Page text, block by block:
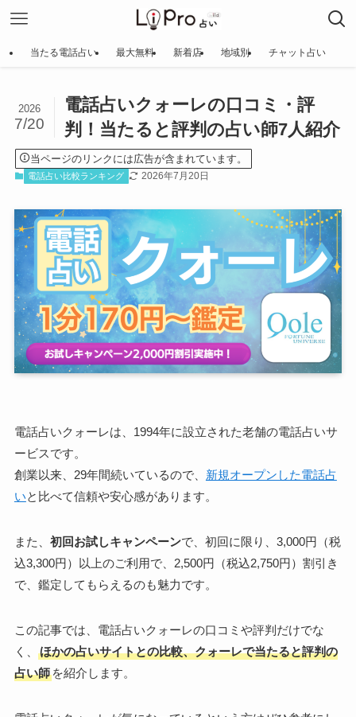
当たる電話占い 最大無料 新着店 地域別 チャット占い
電話占いクォーレの口コミ・評
判！当たると評判の占い師7人紹介
2026
7/20
当ページのリンクには広告が含まれています。
電話占い比較ランキング 2026年7月20日
電話占いクォーレは、1994年に設立された老舗の電話占いサ
ービスです。
創業以来、29年間続いているので、 新規オープンした電話占
いと比べて信頼や安心感があります。
また、 初回お試しキャンペーンで、初回に限り、3,000円（税
込3,300円）以上のご利用で、2,500円（税込2,750円）割引き
で、鑑定してもらえるのも魅力です。
この記事では、電話占いクォーレの口コミや評判だけでな
く、
ほかの占いサイトとの比較、クォーレで当たると評判の
占い師を紹介します。